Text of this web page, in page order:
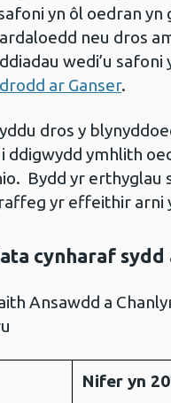
yn ôl oedran
neu dros
wedi’u safoni
ar Ganser.
dros y
ymhlith
Bydd yr erthyglau
yr effeithir arni
cynharaf
Ansawdd a
Nifer yn